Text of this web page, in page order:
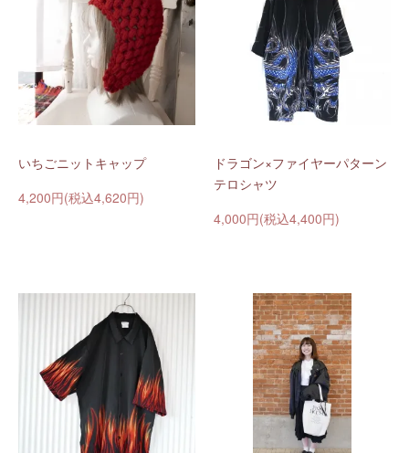
いちごニットキャップ
4,200円(税込4,620円)
ドラゴン×ファイヤーパターン
テロシャツ
4,000円(税込4,400円)